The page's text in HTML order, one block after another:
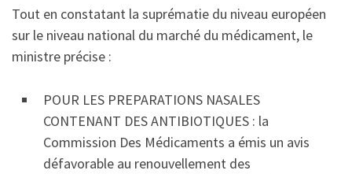
Tout en constatant la suprématie du niveau européen
sur le niveau national du marché du médicament, le
ministre précise :
POUR LES PREPARATIONS NASALES
CONTENANT DES ANTIBIOTIQUES : la
Commission Des Médicaments a émis un avis
défavorable au renouvellement des